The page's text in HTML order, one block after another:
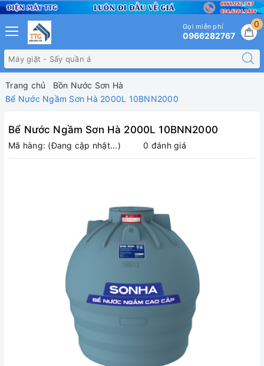
0
Gọi miễn phí
0966282767
Trang chủ
Bồn Nước Sơn Hà
Bể Nước Ngầm Sơn Hà 2000L 10BNN2000
Bể Nước Ngầm Sơn Hà 2000L 10BNN2000
Mã hàng: (Đang cập nhật...) 0 đánh giá